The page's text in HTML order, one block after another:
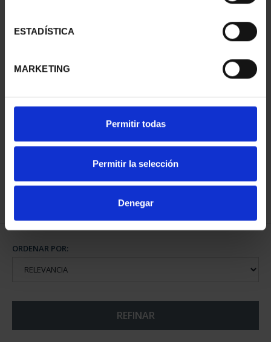
ESTADÍSTICA
MARKETING
Permitir todas
Permitir la selección
Denegar
CAPITALES ESPAÑOLAS
73,00 €
ORDENAR POR:
REFINAR